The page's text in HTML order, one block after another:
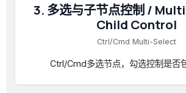
3. 多选与子节点控制 /
Child Control
Ctrl/Cmd Multi-Select
Ctrl/Cmd多选节点，勾选控制是否